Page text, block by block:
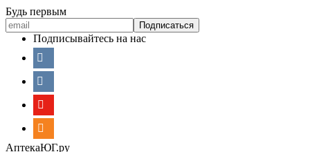
Будь первым
Подписывайтесь на нас
АптекаЮГ.ру